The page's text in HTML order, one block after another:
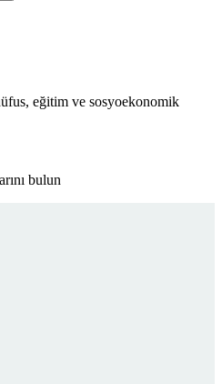
eğitim ve sosyoekonomik
bulun